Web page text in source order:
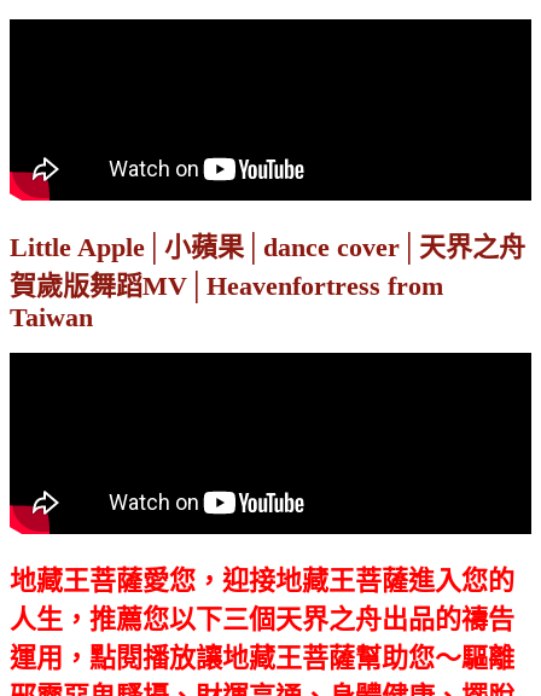
Little Apple│小蘋果│dance cover│天界之舟
賀歲版舞蹈MV│Heavenfortress from
Taiwan
地藏王菩薩愛您，迎接地藏王菩薩進入您的
人生，推薦您以下三個天界之舟出品的禱告
運用，點閱播放讓地藏王菩薩幫助您～驅離